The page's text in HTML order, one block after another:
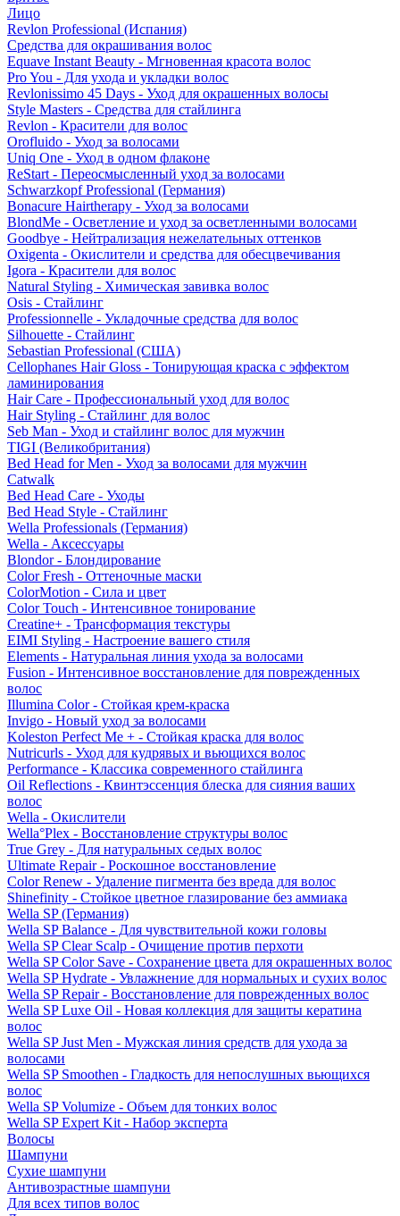
Лицо
Revlon Professional (Испания)
Средства для окрашивания волос
Equave Instant Beauty - Мгновенная красота волос
Pro You - Для ухода и укладки волос
Revlonissimo 45 Days - Уход для окрашенных волосы
Style Masters - Средства для стайлинга
Revlon - Красители для волос
Orofluido - Уход за волосами
Uniq One - Уход в одном флаконе
ReStart - Переосмысленный уход за волосами
Schwarzkopf Professional (Германия)
Bonacure Hairtherapy - Уход за волосами
BlondMe - Осветление и уход за осветленными волосами
Goodbye - Нейтрализация нежелательных оттенков
Oxigenta - Окислители и средства для обесцвечивания
Igora - Красители для волос
Natural Styling - Химическая завивка волос
Osis - Стайлинг
Professionnelle - Укладочные средства для волос
Silhouette - Стайлинг
Sebastian Professional (США)
Cellophanes Hair Gloss - Тонирующая краска с эффектом
ламинирования
Hair Care - Профессиональный уход для волос
Hair Styling - Стайлинг для волос
Seb Man - Уход и стайлинг волос для мужчин
TIGI (Великобритания)
Bed Head for Men - Уход за волосами для мужчин
Catwalk
Bed Head Care - Уходы
Bed Head Style - Стайлинг
Wella Professionals (Германия)
Wella - Аксессуары
Blondor - Блондирование
Color Fresh - Оттеночные маски
ColorMotion - Сила и цвет
Color Touch - Интенсивное тонирование
Creatine+ - Трансформация текстуры
EIMI Styling - Настроение вашего стиля
Elements - Натуральная линия ухода за волосами
Fusion - Интенсивное восстановление для поврежденных
волос
Illumina Color - Стойкая крем-краска
Invigo - Новый уход за волосами
Koleston Perfect Me + - Стойкая краска для волос
Nutricurls - Уход для кудрявых и вьющихся волос
Performance - Классика современного стайлинга
Oil Reflections - Квинтэссенция блеска для сияния ваших
волос
Wella - Окислители
Wella°Plex - Восстановление структуры волос
True Grey - Для натуральных седых волос
Ultimate Repair - Роскошное восстановление
Color Renew - Удаление пигмента без вреда для волос
Shinefinity - Стойкое цветное глазирование без аммиака
Wella SP (Германия)
Wella SP Balance - Для чувствительной кожи головы
Wella SP Clear Scalp - Очищение против перхоти
Wella SP Color Save - Сохранение цвета для окрашенных волос
Wella SP Hydrate - Увлажнение для нормальных и сухих волос
Wella SP Repair - Восстановление для поврежденных волос
Wella SP Luxe Oil - Новая коллекция для защиты кератина
волос
Wella SP Just Men - Мужская линия средств для ухода за
волосами
Wella SP Smoothen - Гладкость для непослушных вьющихся
волос
Wella SP Volumize - Объем для тонких волос
Wella SP Expert Kit - Набор эксперта
Волосы
Шампуни
Сухие шампуни
Антивозрастные шампуни
Для всех типов волос